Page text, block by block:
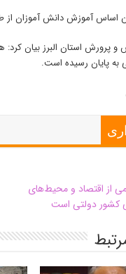
اساس آموزش دانش آموزان
و پرورش استان البرز بیان
به پایان رسیده است.
از اقتصاد و محیط‌های
کشور دولتی است